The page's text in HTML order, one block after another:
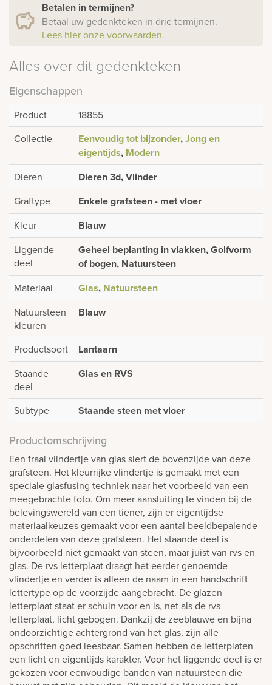
Betalen in termijnen?
Betaal uw gedenkteken in drie termijnen.
Lees hier onze voorwaarden.
Alles over dit gedenkteken
Eigenschappen
Product
18855
Collectie
Eenvoudig tot bijzonder,Jong en
eigentijds, Modern
Dieren Dieren 3d, Vlinder
Graftype Enkele grafsteen - met vloer
Kleur Blauw
Liggende
deel
Geheel beplanting in vlakken, Golfvorm
of bogen, Natuursteen
Materiaal Glas, Natuursteen
Natuursteen
kleuren
Blauw
Productsoort Lantaarn
Staande
deel
Glas en RVS
Subtype Staande steen met vloer
Productomschrijving
Een fraai vlindertje van glas siert de bovenzijde van deze
grafsteen. Het kleurrijke vlindertje is gemaakt met een
speciale glasfusing techniek naar het voorbeeld van een
meegebrachte foto. Om meer aansluiting te vinden bij de
belevingswereld van een tiener, zijn er eigentijdse
materiaalkeuzes gemaakt voor een aantal beeldbepalende
onderdelen van deze grafsteen. Het staande deel is
bijvoorbeeld niet gemaakt van steen, maar juist van rvs en
glas. De rvs letterplaat draagt het eerder genoemde
vlindertje en verder is alleen de naam in een handschrift
lettertype op de voorzijde aangebracht. De glazen
letterplaat staat er schuin voor en is, net als de rvs
letterplaat, licht gebogen. Dankzij de zeeblauwe en bijna
ondoorzichtige achtergrond van het glas, zijn alle
opschriften goed leesbaar. Samen hebben de letterplaten
een licht en eigentijds karakter. Voor het liggende deel is er
gekozen voor eenvoudige banden van natuursteen die